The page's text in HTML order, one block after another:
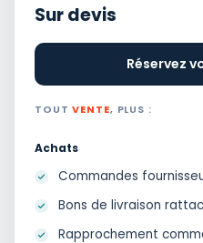
Sur devis
Réservez
TOUTVENTE, PLUS :
Achats
Commandes
Bons de livraison
Rapprochement